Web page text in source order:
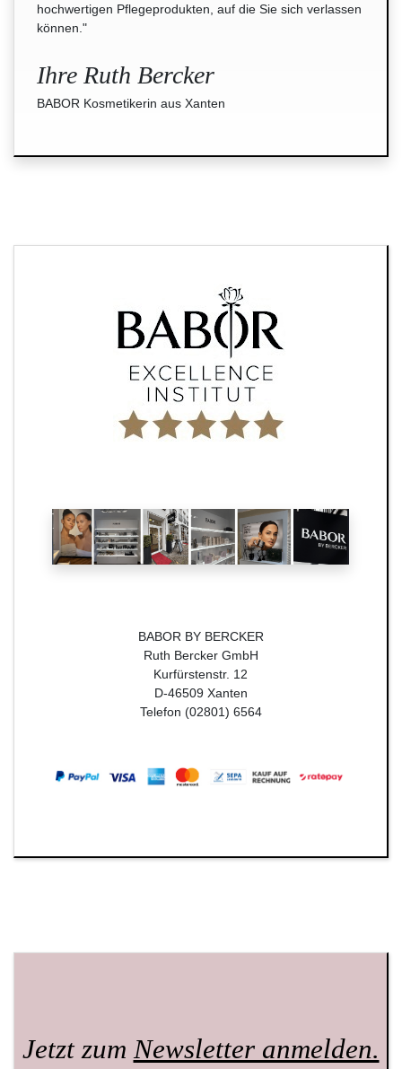
hochwertigen Pflegeprodukten, auf die Sie sich verlassen
können."
Ihre Ruth Bercker
BABOR Kosmetikerin aus Xanten
BABOR BY BERCKER
Ruth Bercker GmbH
Kurfürstenstr. 12
D-46509 Xanten
Telefon (02801) 6564
Jetzt zumNewsletter anmelden.